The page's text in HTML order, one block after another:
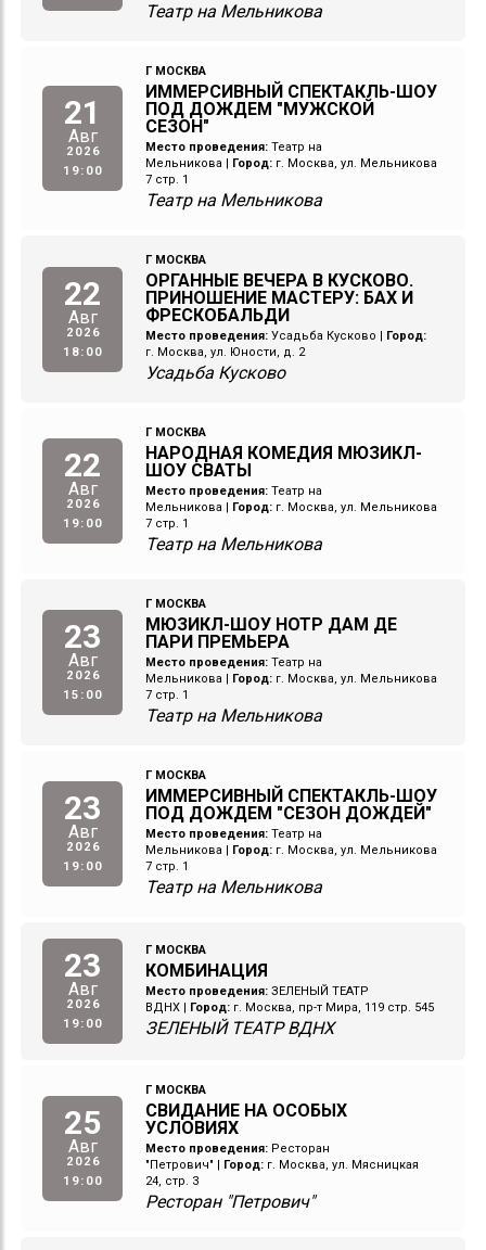
Театр на Мельникова
21
Авг
2026
19:00
Г МОСКВА
ИММЕРСИВНЫЙ СПЕКТАКЛЬ-ШОУ
ПОД ДОЖДЕМ "МУЖСКОЙ
СЕЗОН"
Место проведения: Театр на
Мельникова
Город: г. Москва, ул. Мельникова
7 стр. 1
Театр на Мельникова
22
Авг
2026
18:00
Г МОСКВА
ОРГАННЫЕ ВЕЧЕРА В КУСКОВО.
ПРИНОШЕНИЕ МАСТЕРУ: БАХ И
ФРЕСКОБАЛЬДИ
Место проведения: Усадьба Кусково
Город:
г. Москва, ул. Юности, д. 2
Усадьба Кусково
22
Авг
2026
19:00
Г МОСКВА
НАРОДНАЯ КОМЕДИЯ МЮЗИКЛ-
ШОУ СВАТЫ
Место проведения: Театр на
Мельникова
Город: г. Москва, ул. Мельникова
7 стр. 1
Театр на Мельникова
23
Авг
2026
15:00
Г МОСКВА
МЮЗИКЛ-ШОУ НОТР ДАМ ДЕ
ПАРИ ПРЕМЬЕРА
Место проведения: Театр на
Мельникова
Город: г. Москва, ул. Мельникова
7 стр. 1
Театр на Мельникова
23
Авг
2026
19:00
Г МОСКВА
ИММЕРСИВНЫЙ СПЕКТАКЛЬ-ШОУ
ПОД ДОЖДЕМ "СЕЗОН ДОЖДЕЙ"
Место проведения: Театр на
Мельникова
Город: г. Москва, ул. Мельникова
7 стр. 1
Театр на Мельникова
23
Авг
2026
19:00
Г МОСКВА
КОМБИНАЦИЯ
Место проведения: ЗЕЛЕНЫЙ ТЕАТР
ВДНХ | Город: г. Москва, пр-т Мира, 119 стр. 545
ЗЕЛЕНЫЙ ТЕАТР ВДНХ
25
Авг
2026
19:00
Г МОСКВА
СВИДАНИЕ НА ОСОБЫХ
УСЛОВИЯХ
Место проведения: Ресторан
"Петрович"
Город: г. Москва, ул. Мясницкая
24, стр. 3
Ресторан "Петрович"